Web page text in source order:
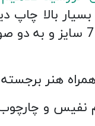
هنر
و چارچوب